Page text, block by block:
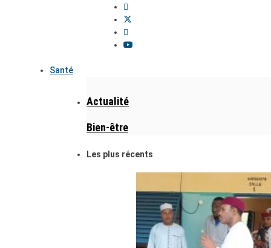
Santé
Actualité
Bien-être
Les plus récents